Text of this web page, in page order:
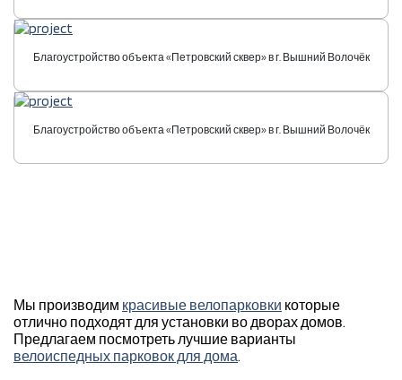
Благоустройство объекта «Петровский сквер» в г. Вышний Волочёк
Благоустройство объекта «Петровский сквер» в г. Вышний Волочёк
Мы производим красивые велопарковки которые
отлично подходят для установки во дворах домов.
Предлагаем посмотреть лучшие варианты
велоиспедных парковок для дома.